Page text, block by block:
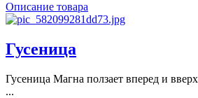
Описание товара
Гусеница
Гусеница Магна ползает вперед и
...